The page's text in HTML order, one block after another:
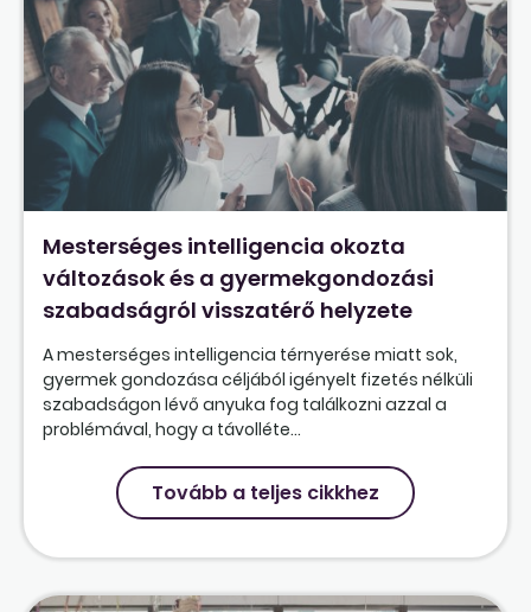
Mesterséges intelligencia okozta
változások és a gyermekgondozási
szabadságról visszatérő helyzete
A mesterséges intelligencia térnyerése miatt sok,
gyermek gondozása céljából igényelt fizetés nélküli
szabadságon lévő anyuka fog találkozni azzal a
problémával, hogy a távolléte...
Tovább a teljes cikkhez